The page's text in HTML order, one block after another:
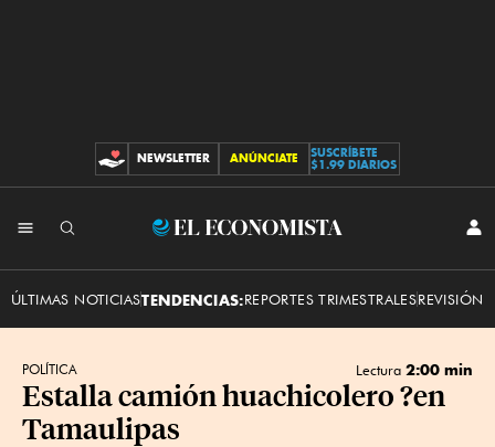
CONTRIBUCIONES
NEWSLETTER ANÚNCIATE
SUSCRÍBETE
$1.99 DIARIOS
El
ÚLTIMAS NOTICIASTENDENCIAS:REPORTES TRIMESTRALESREVISIÓN
POLÍTICA Lectura 2:00 min
Estalla camión huachicolero ?en
Tamaulipas